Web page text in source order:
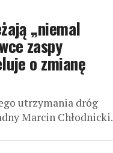
„niemal
zaspy
o zmianę
utrzymania dróg
Marcin Chłodnicki.